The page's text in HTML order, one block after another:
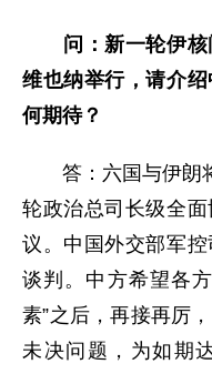
问：新一轮伊
维也纳举行，请介
何期待？
答：六国与伊朗将
轮政治总司长级全
议。中国外交部军
谈判。中方希望各
素”之后，再接再厉
未决问题，为如期